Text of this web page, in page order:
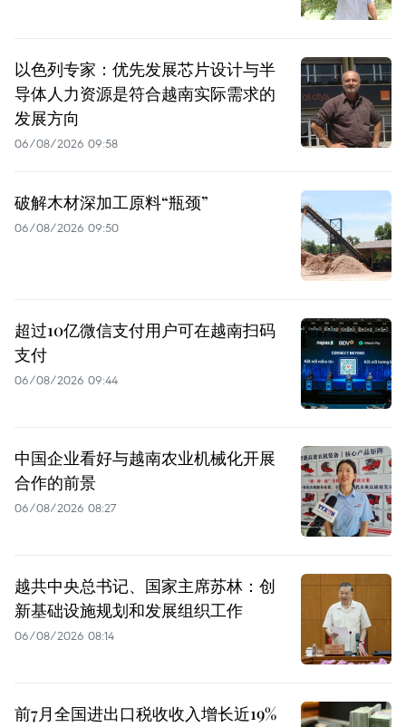
以色列专家：优先发展芯片设计与半
导体人力资源是符合越南实际需求的
发展方向
06/08/2026 09:58
破解木材深加工原料“瓶颈”
06/08/2026 09:50
超过10亿微信支付用户可在越南扫码
支付
06/08/2026 09:44
中国企业看好与越南农业机械化开展
合作的前景
06/08/2026 08:27
越共中央总书记、国家主席苏林：创
新基础设施规划和发展组织工作
06/08/2026 08:14
前7月全国进出口税收收入增长近19%